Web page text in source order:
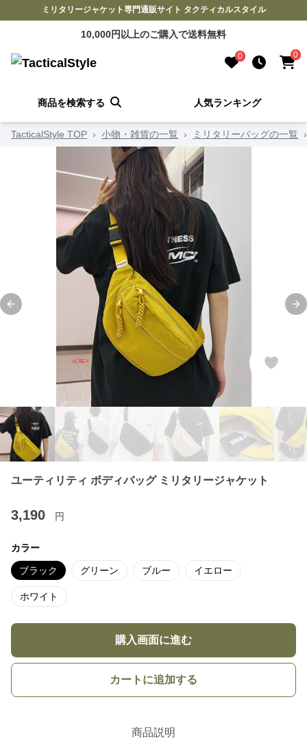
ミリタリージャケット専門通販サイト タクティカルスタイル
10,000円以上のご購入で送料無料
0 0
商品を検索する 人気ランキング
TacticalStyle TOP › 小物・雑貨の一覧 › ミリタリーバッグの一覧 ›
Previous slide
ユーティリティ ボディバッグ ミリタリージャケット
3,190 円
カラー
ブラック グリーン ブルー イエロー
ホワイト
購入画面に進む
カートに追加する
商品説明